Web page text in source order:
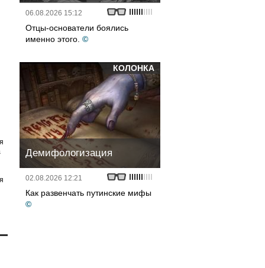
06.08.2026 15:12
Отцы-основатели боялись
именно этого. ©
КОЛОНКА
Демифологизация
02.08.2026 12:21
Как развенчать путинские мифы
©